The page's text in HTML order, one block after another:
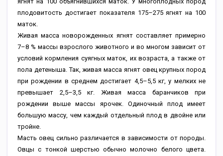
плодовитость достигает показателя 175–275 ягнят на 100
маток.
Живая масса новорожденных ягнят составляет примерно
7–8 % массы взрослого животного и во многом зависит от
условий кормления суягных маток, их возраста, а также от
пола детеныша. Так, живая масса ягнят овец крупных пород
при рождении в среднем достигает 4,5–5,5 кг, у мелких не
превышает 2,5–3,5 кг. Живая масса баранчиков при
рождении выше массы ярочек. Одиночный плод имеет
большую массу, чем каждый отдельный плод в двойне или
тройне.
Масть овец сильно различается в зависимости от породы.
Овцы с тонкой шерстью обычно молочно белого цвета.